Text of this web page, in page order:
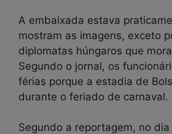
A embaixada estava
mostram as imagens, exceto
diplomatas húngaros que
Segundo o jornal, os
férias porque a estadia de
durante o feriado de carnaval.
Segundo a reportagem, no